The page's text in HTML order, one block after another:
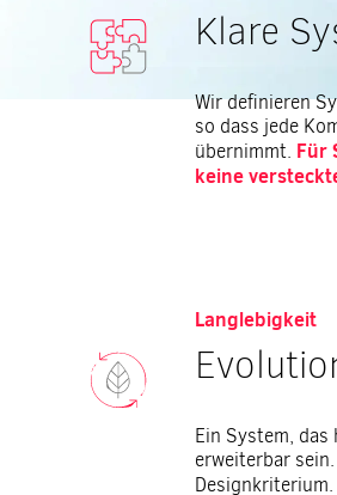
Klare
Wir definieren
so dass jede
übernimmt. Für
keine
Langlebigkeit
Ein System,
erweiterbar
Designkriterium.